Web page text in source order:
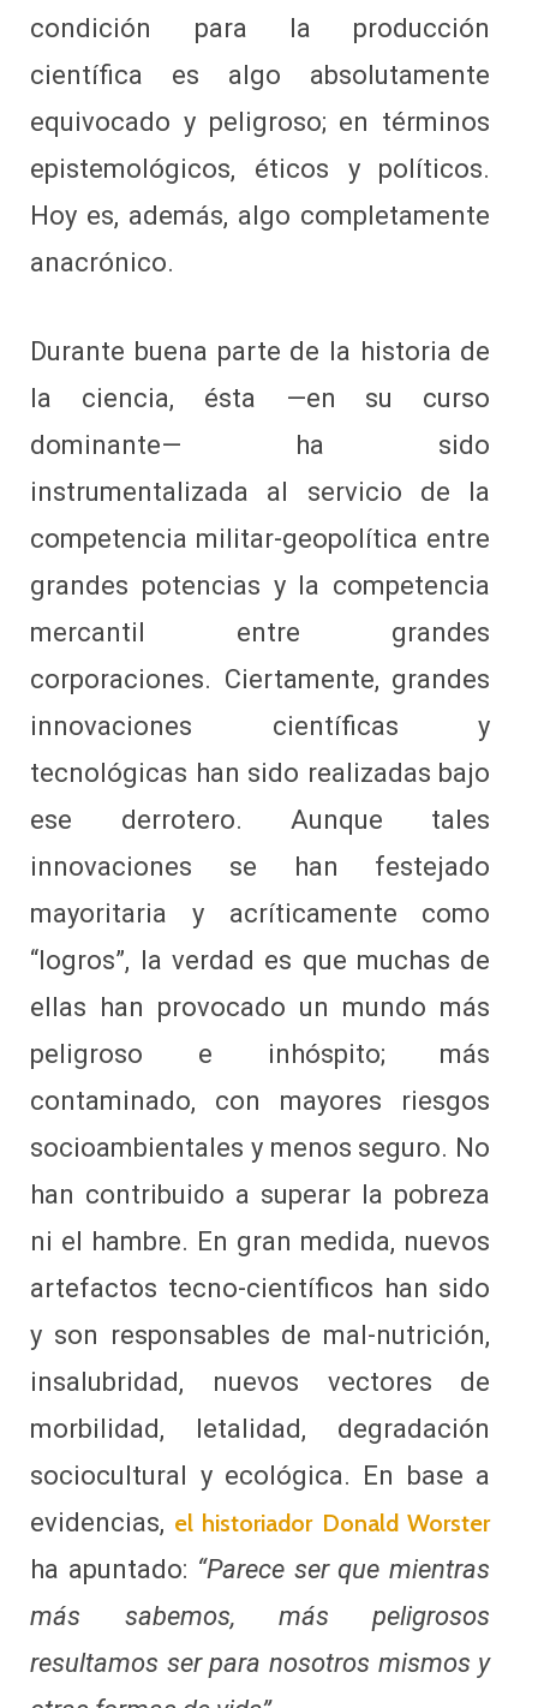
condición para la producción
científica es algo absolutamente
equivocado y peligroso; en términos
epistemológicos, éticos y políticos.
Hoy es, además, algo completamente
anacrónico.
Durante buena parte de la historia de
la ciencia, ésta —en su curso
dominante— ha sido
instrumentalizada al servicio de la
competencia militar-geopolítica entre
grandes potencias y la competencia
mercantil entre grandes
corporaciones. Ciertamente, grandes
innovaciones científicas y
tecnológicas han sido realizadas bajo
ese derrotero. Aunque tales
innovaciones se han festejado
mayoritaria y acríticamente como
“logros”, la verdad es que muchas de
ellas han provocado un mundo más
peligroso e inhóspito; más
contaminado, con mayores riesgos
socioambientales y menos seguro. No
han contribuido a superar la pobreza
ni el hambre. En gran medida, nuevos
artefactos tecno-científicos han sido
y son responsables de mal-nutrición,
insalubridad, nuevos vectores de
morbilidad, letalidad, degradación
sociocultural y ecológica. En base a
evidencias, el historiador Donald Worster
ha apuntado: “Parece ser que mientras
más sabemos, más peligrosos
resultamos ser para nosotros mismos y